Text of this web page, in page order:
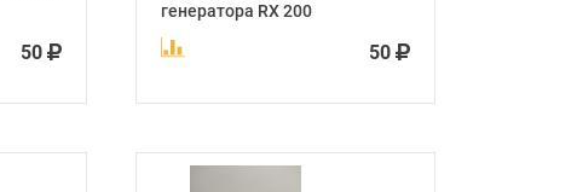
50
генератора RX 200
50